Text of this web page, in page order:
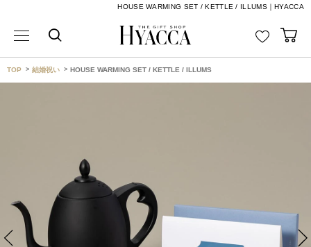
HOUSE WARMING SET / KETTLE / ILLUMS｜HYACCA
TOP 結婚祝い HOUSE WARMING SET / KETTLE / ILLUMS